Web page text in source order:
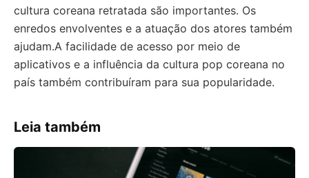
cultura coreana retratada são importantes. Os
enredos envolventes e a atuação dos atores também
ajudam.A facilidade de acesso por meio de
aplicativos e a influência da cultura pop coreana no
país também contribuíram para sua popularidade.
Leia também